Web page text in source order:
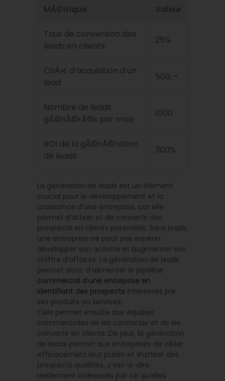
MÃ©trique Valeur
Taux de conversion des
leads en clients
25%
CoÃ»t d’acquisition d’un
lead
50â‚¬
Nombre de leads
gÃ©nÃ©rÃ©s par mois
1000
ROI de la gÃ©nÃ©ration
de leads
300%
La génération de leads est un élément
crucial pour le développement et la
croissance d’une entreprise, car elle
permet d’attirer et de convertir des
prospects en clients potentiels. Sans leads,
une entreprise ne peut pas espérer
développer son activité et augmenter son
chiffre d’affaires. La génération de leads
permet donc d’alimenter le pipeline
commercial d’une entreprise en
identifiant des prospects intéressés par
ses produits ou services.
Cela permet ensuite aux équipes
commerciales de les contacter et de les
convertir en clients. De plus, la génération
de leads permet aux entreprises de cibler
efficacement leur public et d’attirer des
prospects qualifiés, c’est-à-dire
réellement intéressés par ce qu’elles